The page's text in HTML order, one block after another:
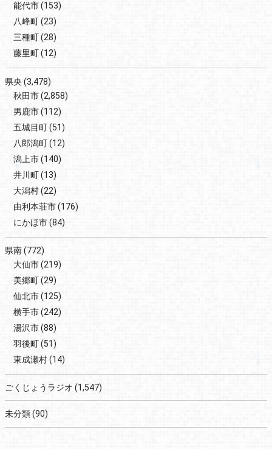
能代市(153)
八峰町(23)
三種町(28)
藤里町(12)
県央 (3,478)
秋田市(2,858)
男鹿市(112)
五城目町(51)
八郎潟町(12)
潟上市(140)
井川町(13)
大潟村(22)
由利本荘市(176)
にかほ市(84)
県南(772)
大仙市(219)
美郷町(29)
仙北市(125)
横手市(242)
湯沢市(88)
羽後町(51)
東成瀬村(14)
ごくじょうラジオ (1,547)
未分類(90)